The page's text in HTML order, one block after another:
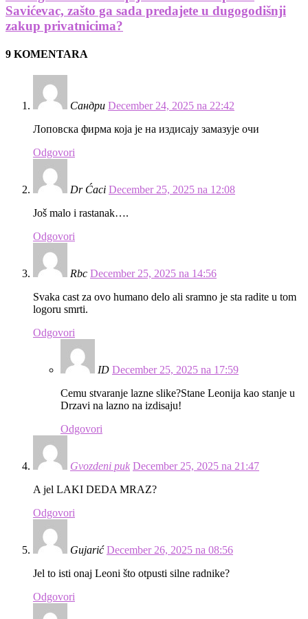
Savićevac, zašto ga sada predajete u dugogodišnji
zakup privatnicima?
9 KOMENTARA
Сандри December 24, 2025 na 22:42
Лоповска фирма која је на издисају замазује очи
Odgovori
Dr Ćaci December 25, 2025 na 12:08
Još malo i rastanak….
Odgovori
Rbc December 25, 2025 na 14:56
Svaka cast za ovo humano delo ali sramno je sta radite u tom
logoru smrti.
Odgovori
ID December 25, 2025 na 17:59
Cemu stvaranje lazne slike?Stane Leonija kao stanje u
Drzavi na lazno na izdisaju!
Odgovori
Gvozdeni puk December 25, 2025 na 21:47
A jel LAKI DEDA MRAZ?
Odgovori
Gujarić December 26, 2025 na 08:56
Jel to isti onaj Leoni što otpusti silne radnike?
Odgovori